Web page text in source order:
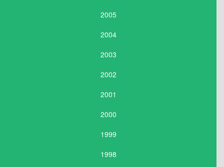
2005
2004
2003
2002
2001
2000
1999
1998